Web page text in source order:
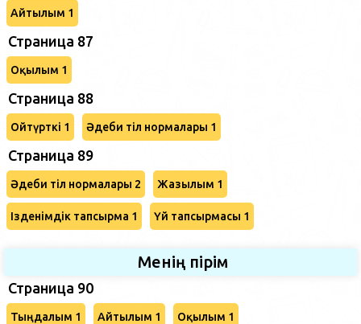
Айтылым 1
Страница 87
Оқылым 1
Страница 88
Ойтүрткі 1 Әдеби тіл нормалары 1
Страница 89
Әдеби тіл нормалары 2 Жазылым 1
Ізденімдік тапсырма 1 Үй тапсырмасы 1
Менің пірім
Страница 90
Тыңдалым 1 Айтылым 1 Оқылым 1